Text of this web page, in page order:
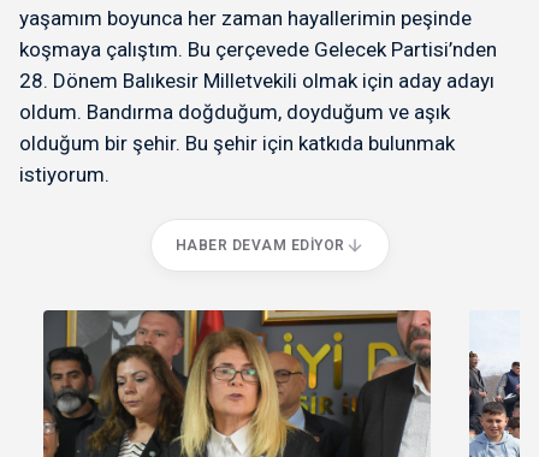
yaşamım boyunca her zaman hayallerimin peşinde
koşmaya çalıştım. Bu çerçevede Gelecek Partisi’nden
28. Dönem Balıkesir Milletvekili olmak için aday adayı
oldum. Bandırma doğduğum, doyduğum ve aşık
olduğum bir şehir. Bu şehir için katkıda bulunmak
istiyorum.
HABER DEVAM EDIYOR